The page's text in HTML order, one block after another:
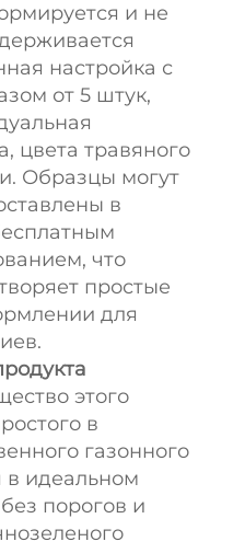
и не
настройка с
от 5 штук,
цвета травяного
Образцы могут
в
что
простые
для
этого
в
газонного
в идеальном
порогов и